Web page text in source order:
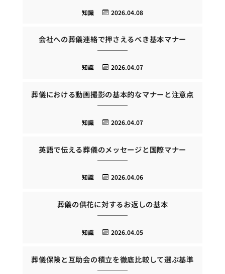
2026.04.08
知識
会社への葬儀連絡で押さえるべき基本マナー
2026.04.07
知識
葬儀における動画撮影の基本的なマナーと注意点
2026.04.07
知識
英語で伝える葬儀のメッセージと国際マナー
2026.04.06
知識
葬儀の供花に対するお返しの基本
2026.04.05
知識
葬儀保険と互助会の積立を徹底比較して選ぶ基準